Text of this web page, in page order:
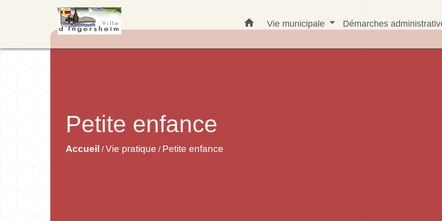
home Vie municipale Démarches
Petite enfance
Accueil /Vie pratique / Petite enfance